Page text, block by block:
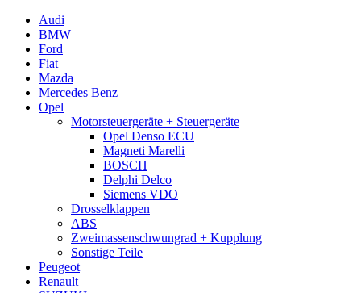
Audi
BMW
Ford
Fiat
Mazda
Mercedes Benz
Opel
Motorsteuergeräte + Steuergeräte
Opel Denso ECU
Magneti Marelli
BOSCH
Delphi Delco
Siemens VDO
Drosselklappen
ABS
Zweimassenschwungrad + Kupplung
Sonstige Teile
Peugeot
Renault